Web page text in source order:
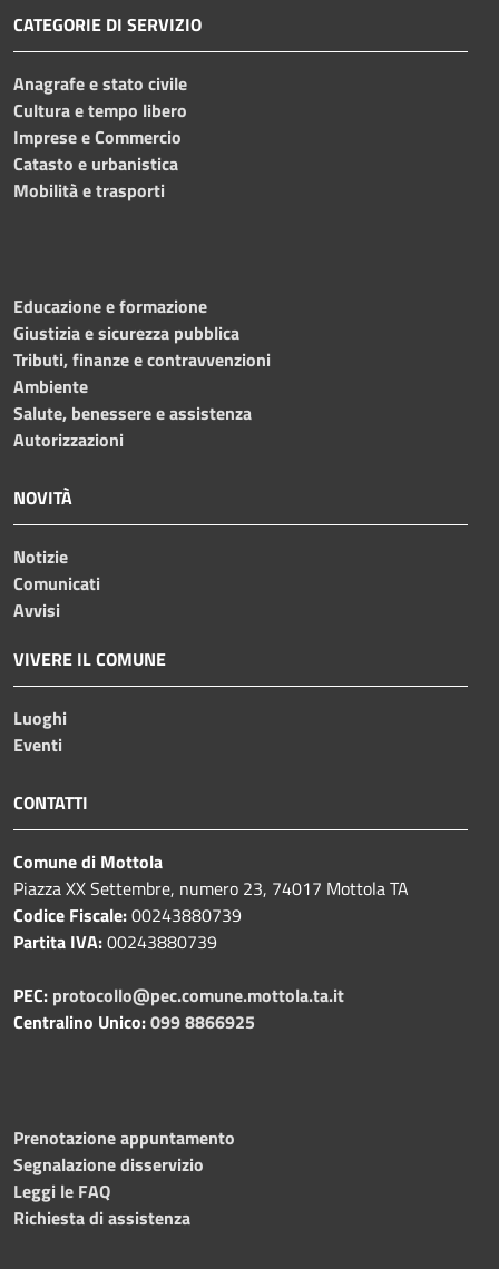
CATEGORIE DI SERVIZIO
Anagrafe e stato civile
Cultura e tempo libero
Imprese e Commercio
Catasto e urbanistica
Mobilità e trasporti
Educazione e formazione
Giustizia e sicurezza pubblica
Tributi, finanze e contravvenzioni
Ambiente
Salute, benessere e assistenza
Autorizzazioni
NOVITÀ
Notizie
Comunicati
Avvisi
VIVERE IL COMUNE
Luoghi
Eventi
CONTATTI
Comune di Mottola
Piazza XX Settembre, numero 23, 74017 Mottola TA
Codice Fiscale:00243880739
Partita IVA:00243880739
PEC: protocollo@pec.comune.mottola.ta.it
Centralino Unico:099 8866925
Prenotazione appuntamento
Segnalazione disservizio
Leggi le FAQ
Richiesta di assistenza